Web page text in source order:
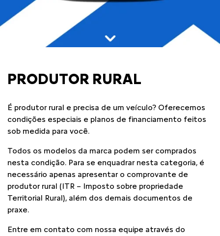
PRODUTOR RURAL
É produtor rural e precisa de um veículo? Oferecemos
condições especiais e planos de financiamento feitos
sob medida para você.
Todos os modelos da marca podem ser comprados
nesta condição. Para se enquadrar nesta categoria, é
necessário apenas apresentar o comprovante de
produtor rural (ITR – Imposto sobre propriedade
Territorial Rural), além dos demais documentos de
praxe.
Entre em contato com nossa equipe através do